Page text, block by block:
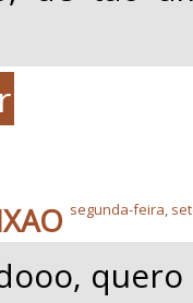
segunda-feira,
quero